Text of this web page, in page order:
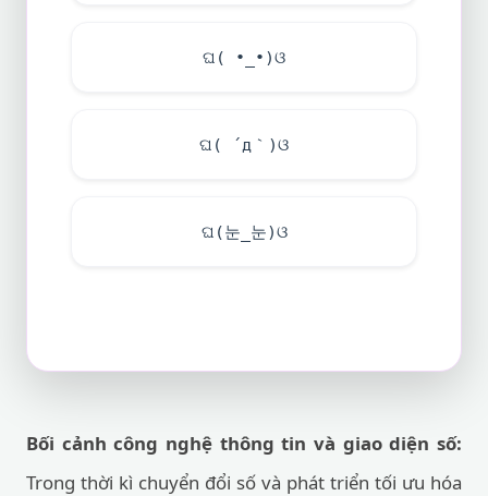
ଘ( •_•)ଓ
ଘ( ´д｀)ଓ
ଘ(눈_눈)ଓ
Bối cảnh công nghệ thông tin và giao diện số:
Trong thời kì chuyển đổi số và phát triển tối ưu hóa